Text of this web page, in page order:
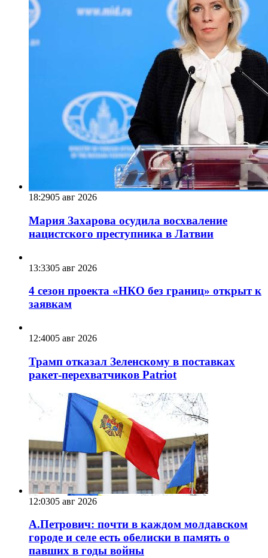
18:2905 авг 2026
Мария Захарова осудила восхваление
нацистского преступника в Латвии
13:3305 авг 2026
4 сезон проекта «НКО без границ» открыт к
заявкам
12:4005 авг 2026
Трамп отказал Зеленскому в поставках
ракет-перехватчиков Patriot
12:0305 авг 2026
А.Петрович: почти в каждом молдавском
городе и селе есть обелиски в память о
павших в годы войны